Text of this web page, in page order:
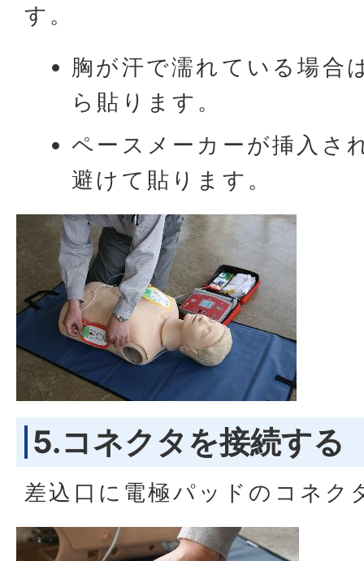
す。
胸が汗で濡れている場合
ら貼ります。
ペースメーカーが挿入さ
避けて貼ります。
5.コネクタを接続する
差込口に電極パッドのコネク